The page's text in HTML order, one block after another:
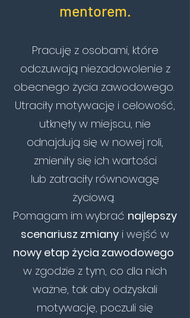
mentorem.
Pracuję z osobami, które
odczuwają niezadowolenie z
obecnego życia zawodowego.
Utraciły motywację i celowość,
utknęły w miejscu, nie
odnajdują się w nowej roli,
zmieniły się ich wartości
lub zatraciły równowagę
życiową.
Pomagam im wybrać najlepszy
scenariusz zmiany i wejść w
nowy etap życia zawodowego
w zgodzie z tym, co dla nich
ważne, tak aby odzyskali
motywację, poczuli się